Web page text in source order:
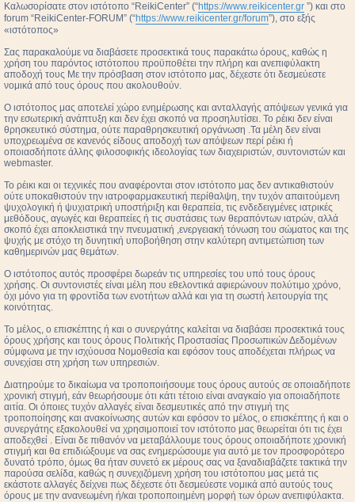
η
Καλωσορίσατε στον ιστότοπο “ReikiCenter” (“https://www.reikicenter.gr ”) και στο
forum “ReikiCenter-FORUM” (“https://www.reikicenter.gr/forum”), στο εξής
«ιστότοπος»
Σας παρακαλούμε να διαβάσετε προσεκτικά τους παρακάτω όρους, καθώς η
χρήση του παρόντος ιστότοπου προϋποθέτει την πλήρη και ανεπιφύλακτη
αποδοχή τους Με την πρόσβαση στον ιστότοπο μας, δέχεστε ότι δεσμεύεστε
νομικά από τους όρους που ακολουθούν.
Ο ιστότοπος μας αποτελεί χώρο ενημέρωσης και ανταλλαγής απόψεων γενικά για
την εσωτερική ανάπτυξη και δεν έχει σκοπό να προσηλυτίσει. To ρέικι δεν είναι
θρησκευτικό σύστημα, ούτε παραθρησκευτική οργάνωση .Τα μέλη δεν είναι
υποχρεωμένα σε κανενός είδους αποδοχή των απόψεων περί ρέικι ή
οποιασδήποτε άλλης φιλοσοφικής ιδεολογίας των διαχειριστών, συντονιστών και
webmaster.
Το ρέικι και οι τεχνικές που αναφέρονται στον ιστότοπο μας δεν αντικαθιστούν
ούτε υποκαθιστούν την ιατροφαρμακευτική περίθαλψη, την τυχόν απαιτούμενη
ψυχολογική ή ψυχιατρική υποστήριξη και θεραπεία, τις ενδεδειγμένες ιατρικές
μεθόδους, αγωγές και θεραπείες ή τις συστάσεις των θεραπόντων ιατρών, αλλά
σκοπό έχει αποκλειστικά την πνευματική ,ενεργειακή τόνωση του σώματος και της
ψυχής με στόχο τη δυνητική υποβοήθηση στην καλύτερη αντιμετώπιση των
καθημερινών μας θεμάτων.
Ο ιστότοπος αυτός προσφέρει δωρεάν τις υπηρεσίες του υπό τους όρους
χρήσης. Οι συντονιστές είναι μέλη που εθελοντικά αφιερώνουν πολύτιμο χρόνο,
όχι μόνο για τη φροντίδα των ενοτήτων αλλά και για τη σωστή λειτουργία της
κοινότητας.
Το μέλος, ο επισκέπτης ή και ο συνεργάτης καλείται να διαβάσει προσεκτικά τους
όρους χρήσης και τους όρους Πολιτικής Προστασίας Προσωπικών Δεδομένων
σύμφωνα με την ισχύουσα Νομοθεσία και εφόσον τους αποδέχεται πλήρως να
συνεχίσει στη χρήση των υπηρεσιών.
Διατηρούμε το δικαίωμα να τροποποιήσουμε τους όρους αυτούς σε οποιαδήποτε
χρονική στιγμή, εάν θεωρήσουμε ότι κάτι τέτοιο είναι αναγκαίο για οποιαδήποτε
αιτία. Οι όποιες τυχόν αλλαγές είναι δεσμευτικές από την στιγμή της
τροποποίησης και ανακοίνωσης αυτών και εφόσον το μέλος, ο επισκέπτης ή και ο
συνεργάτης εξακολουθεί να χρησιμοποιεί τον ιστότοπο μας θεωρείται ότι τις έχει
αποδεχθεί . Είναι δε πιθανόν να μεταβάλλουμε τους όρους οποιαδήποτε χρονική
στιγμή και θα επιδιώξουμε να σας ενημερώσουμε για αυτό με τον προσφορότερο
δυνατό τρόπο, όμως θα ήταν συνετό εκ μέρους σας να ξαναδιαβάζετε τακτικά την
παρούσα σελίδα, καθώς η συνεχιζόμενη χρήση του ιστότοπου μας μετά τις
εκάστοτε αλλαγές δείχνει πως δέχεστε ότι δεσμεύεστε νομικά από αυτούς τους
όρους με την ανανεωμένη ή/και τροποποιημένη μορφή των όρων ανεπιφύλακτα.